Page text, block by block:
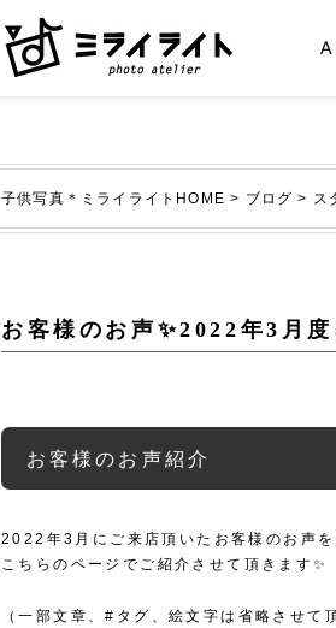
子供写真＊ミライライトHOME > ブログ > ス
お客様のお声✨2022年3月
お客様のお声紹介
2022年3月にご来店頂いたお客様のお声
こちらのページでご紹介させて頂きます✨
（一部文章、#タグ、絵文字は省略させて